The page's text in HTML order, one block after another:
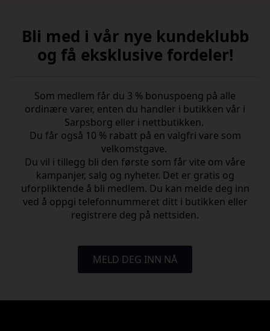
Bli med i vår nye kundeklubb
og få eksklusive fordeler!
Som medlem får du 3 % bonuspoeng på alle
ordinære varer, enten du handler i butikken vår i
Sarpsborg eller i nettbutikken.
Du får også 10 % rabatt på en valgfri vare som
velkomstgave.
Du vil i tillegg bli den første som får vite om våre
kampanjer, salg og nyheter. Det er gratis og
uforpliktende å bli medlem. Du kan melde deg inn
ved å oppgi telefonnummeret ditt i butikken eller
registrere deg på nettsiden.
MELD DEG INN NÅ